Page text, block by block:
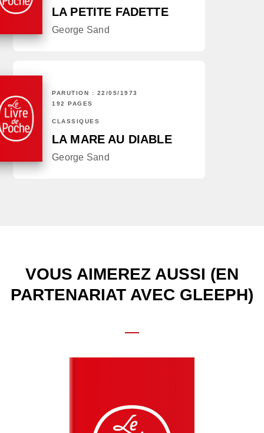
LA PETITE FADETTE
George Sand
PARUTION : 22/05/1973
192 PAGES
CLASSIQUES
LA MARE AU DIABLE
George Sand
VOUS AIMEREZ AUSSI (EN
PARTENARIAT AVEC GLEEPH)